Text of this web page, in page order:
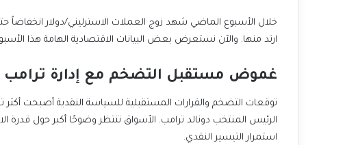
خلال الأسبوع الماضي شهد زوج العملات الاسترليني/دولار
ارتد منها. والآن نستعرض بعض البيانات الاقتصادية الهامة هذا
غموض مستقبل التضخم مع إدارة ترامب
توقعات التضخم والقرارات المستقبلية للسياسة النقدية أصبحت
الرئيس المنتخب دونالد ترامب. الأسواق تنتظر وضوحًا أكبر حول
استمرار التيسير النقدي.